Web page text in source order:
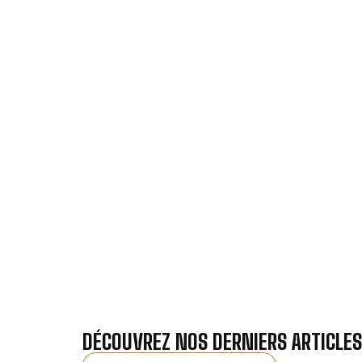
DÉCOUVREZ NOS DERNIERS